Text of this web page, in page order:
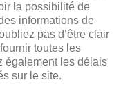
la possibilité de
informations de
pas d’être clair
toutes les
également les délais
sur le site.